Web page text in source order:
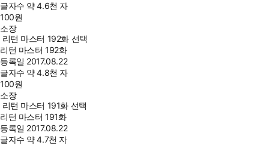
글자수 약 4.6천 자
100원
소장
리턴 마스터 192화 선택
리턴 마스터 192화
등록일 2017.08.22
글자수 약 4.8천 자
100원
소장
리턴 마스터 191화 선택
리턴 마스터 191화
등록일 2017.08.22
글자수 약 4.7천 자